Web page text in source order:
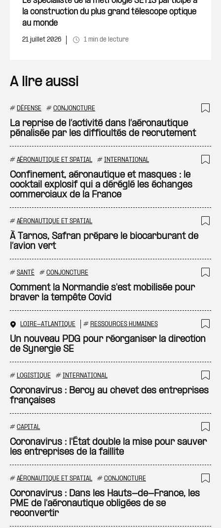
la construction du plus grand télescope optique
au monde
21 juillet 2026 1 min de lecture
A lire aussi
# DÉFENSE # CONJONCTURE
La reprise de l’activité dans l’aéronautique
pénalisée par les difficultés de recrutement
# AÉRONAUTIQUE ET SPATIAL # INTERNATIONAL
Confinement, aéronautique et masques : le
cocktail explosif qui a déréglé les échanges
commerciaux de la France
# AÉRONAUTIQUE ET SPATIAL
À Tarnos, Safran prépare le biocarburant de
l’avion vert
# SANTÉ # CONJONCTURE
Comment la Normandie s'est mobilisée pour
braver la tempête Covid
LOIRE-ATLANTIQUE # RESSOURCES HUMAINES
Un nouveau PDG pour réorganiser la direction
de Synergie SE
# LOGISTIQUE # INTERNATIONAL
Coronavirus : Bercy au chevet des entreprises
françaises
# CAPITAL
Coronavirus : l'État double la mise pour sauver
les entreprises de la faillite
# AÉRONAUTIQUE ET SPATIAL # CONJONCTURE
Coronavirus : Dans les Hauts-de-France, les
PME de l'aéronautique obligées de se
reconvertir